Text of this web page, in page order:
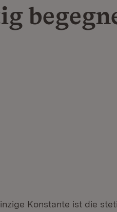
Konstante ist die